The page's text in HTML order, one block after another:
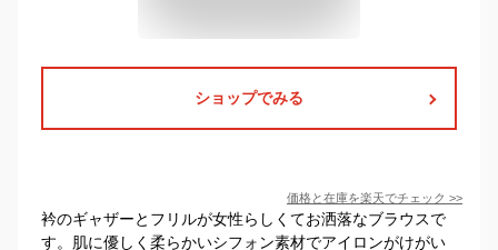
ショップでみる
価格と在庫を楽天でチェック >>
衿のギャザーとフリルが女性らしくてお洒落なブラウスで
す。肌に優しく柔らかいシフォン素材でアイロンがけがい